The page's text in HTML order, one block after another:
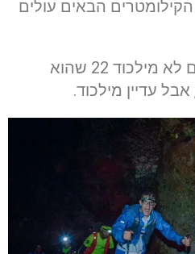
הבאים עולים
אני נכנס למילכוד. אומנם לא מילכוד 22 שהוא
עדיין מילכוד.